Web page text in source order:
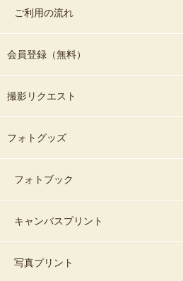
ご利用の流れ
会員登録（無料）
撮影リクエスト
フォトグッズ
フォトブック
キャンバスプリント
写真プリント